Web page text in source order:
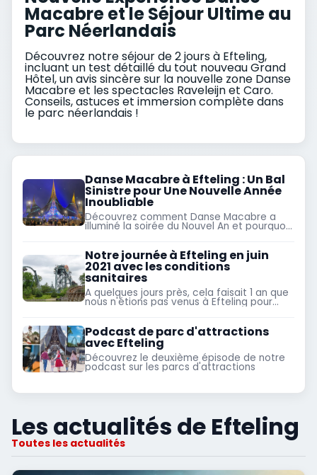
Macabre et le Séjour Ultime au
Parc Néerlandais
Découvrez notre séjour de 2 jours à Efteling,
incluant un test détaillé du tout nouveau Grand
Hôtel, un avis sincère sur la nouvelle zone Danse
Macabre et les spectacles Raveleijn et Caro.
Conseils, astuces et immersion complète dans
le parc néerlandais !
Danse Macabre à Efteling : Un Bal
Sinistre pour Une Nouvelle Année
Inoubliable
Découvrez comment Danse Macabre a
illuminé la soirée du Nouvel An et pourquoi
Notre journée à Efteling en juin
2021 avec les conditions
sanitaires
A quelques jours près, cela faisait 1 an que
nous n'étions pas venus à Efteling pour
découvrir dans l'article
Podcast de parc d'attractions
avec Efteling
Découvrez le deuxième épisode de notre
podcast sur les parcs d'attractions
Les actualités de Efteling
Toutes les actualités